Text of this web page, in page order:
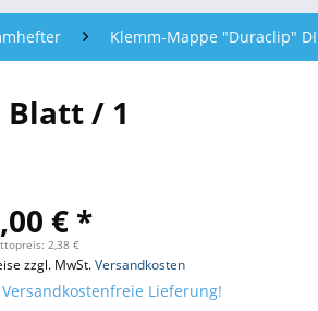
Klemm-Mappe "Duraclip"
/ 1
€ *
2,38 €
zzgl. MwSt.Versandkosten
Versandkostenfreie Lieferung!